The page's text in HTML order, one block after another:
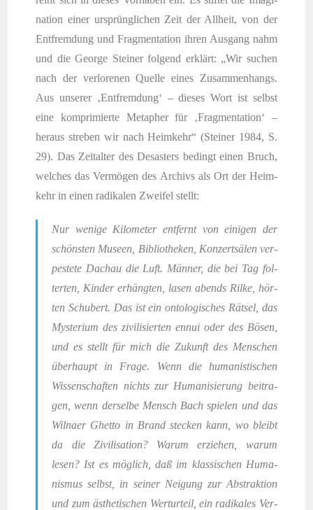
na­ti­on einer ursprüng­li­chen Zeit der All­heit, von der
Ent­frem­dung und Frag­men­ta­ti­on ihren Aus­gang nahm
und die Geor­ge Stei­ner fol­gend erklärt: „Wir suchen
nach der ver­lo­re­nen Quel­le eines Zusam­men­hangs.
Aus unse­rer ‚Ent­frem­dung‘ – die­ses Wort ist selbst
eine kom­pri­mier­te Meta­pher für ‚Frag­men­ta­ti­on‘ –
her­aus stre­ben wir nach Heim­kehr“ (Stei­ner 1984, S.
29). Das Zeit­al­ter des Desas­ters bedingt einen Bruch,
wel­ches das Ver­mö­gen des Archivs als Ort der Heim­
kehr in einen radi­ka­len Zwei­fel stellt:
Nur weni­ge Kilo­me­ter ent­fernt von eini­gen der
schöns­ten Muse­en, Biblio­the­ken, Kon­zert­sä­len ver­
pes­te­te Dach­au die Luft. Män­ner, die bei Tag fol­
ter­ten, Kin­der erhäng­ten, lasen abends Ril­ke, hör­
ten Schu­bert. Das ist ein onto­lo­gi­sches Rät­sel, das
Mys­te­ri­um des zivi­li­sier­ten ennui oder des Bösen,
und es stellt für mich die Zukunft des Men­schen
über­haupt in Fra­ge. Wenn die huma­nis­ti­schen
Wis­sen­schaf­ten nichts zur Huma­ni­sie­rung bei­tra­
gen, wenn der­sel­be Mensch Bach spie­len und das
Wil­naer Ghet­to in Brand ste­cken kann, wo bleibt
da die Zivi­li­sa­ti­on? War­um erzie­hen, war­um
lesen? Ist es mög­lich, daß im klas­si­schen Huma­
nis­mus selbst, in sei­ner Nei­gung zur Abs­trak­ti­on
und zum ästhe­ti­schen Wert­ur­teil, ein radi­ka­les Ver­